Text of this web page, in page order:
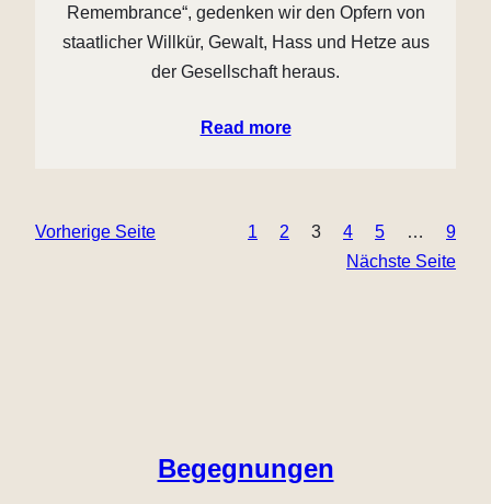
Remembrance“, gedenken wir den Opfern von
staatlicher Willkür, Gewalt, Hass und Hetze aus
der Gesellschaft heraus.
Read more
Vorherige Seite 1 2 3 4 5 …
9
Nächste Seite
Begegnungen